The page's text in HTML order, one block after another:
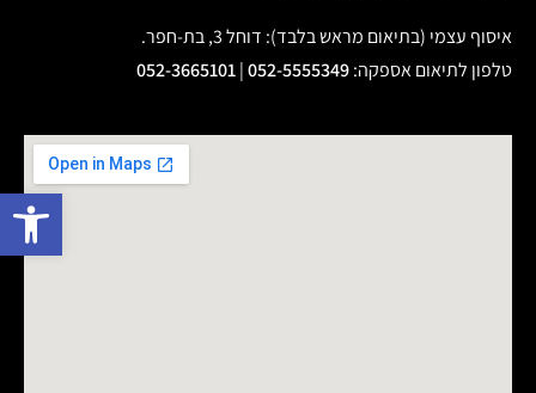
איסוף עצמי (בתיאום מראש בלבד): דוחל 3, בת-חפר.
טלפון לתיאום אספקה:
052-5555349
|
052-3665101